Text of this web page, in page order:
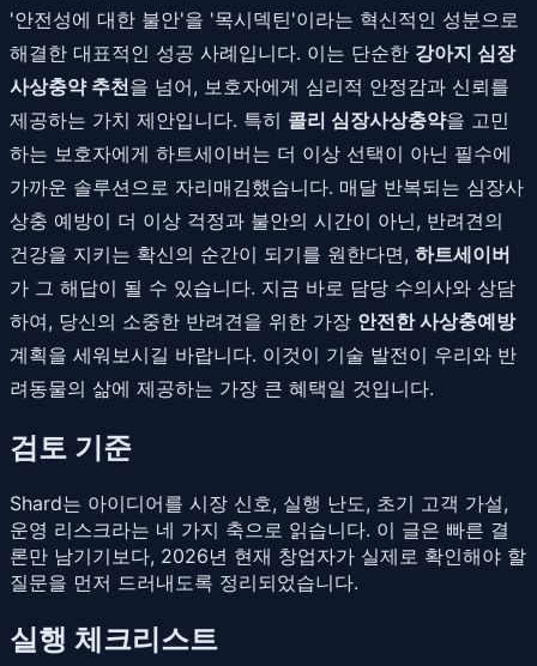
'안전성에 대한 불안'을 '목시덱틴'이라는 혁신적인 성분으로
해결한 대표적인 성공 사례입니다. 이는 단순한 강아지 심장
사상충약 추천을 넘어, 보호자에게 심리적 안정감과 신뢰를
제공하는 가치 제안입니다. 특히 콜리 심장사상충약을 고민
하는 보호자에게 하트세이버는 더 이상 선택이 아닌 필수에
가까운 솔루션으로 자리매김했습니다. 매달 반복되는 심장사
상충 예방이 더 이상 걱정과 불안의 시간이 아닌, 반려견의
건강을 지키는 확신의 순간이 되기를 원한다면, 하트세이버
가 그 해답이 될 수 있습니다. 지금 바로 담당 수의사와 상담
하여, 당신의 소중한 반려견을 위한 가장 안전한 사상충예방
계획을 세워보시길 바랍니다. 이것이 기술 발전이 우리와 반
려동물의 삶에 제공하는 가장 큰 혜택일 것입니다.
검토 기준
Shard는 아이디어를 시장 신호, 실행 난도, 초기 고객 가설,
운영 리스크라는 네 가지 축으로 읽습니다. 이 글은 빠른 결
론만 남기기보다, 2026년 현재 창업자가 실제로 확인해야 할
질문을 먼저 드러내도록 정리되었습니다.
실행 체크리스트